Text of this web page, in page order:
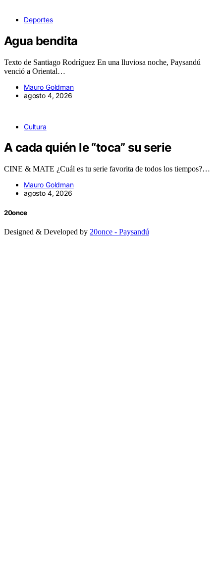
Deportes
Agua bendita
Texto de Santiago Rodríguez En una lluviosa noche, Paysandú
venció a Oriental…
Mauro Goldman
agosto 4, 2026
Cultura
A cada quién le “toca” su serie
CINE & MATE ¿Cuál es tu serie favorita de todos los tiempos?…
Mauro Goldman
agosto 4, 2026
20once
Designed & Developed by 20once - Paysandú